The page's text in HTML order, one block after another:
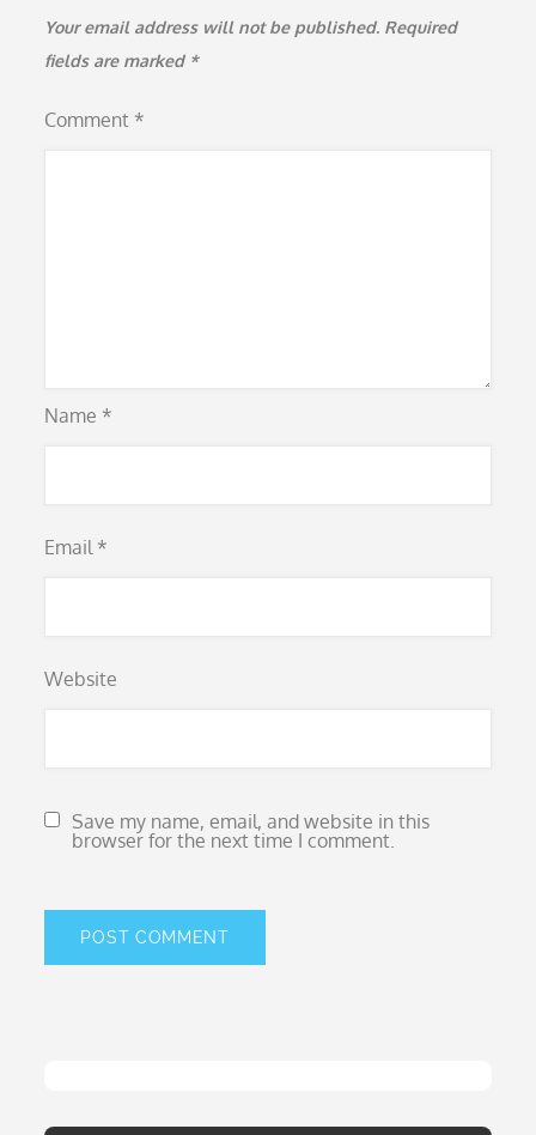
Your email address will not be published. Required
fields are marked *
Comment *
Name *
Email *
Website
Save my name, email, and website in this
browser for the next time I comment.